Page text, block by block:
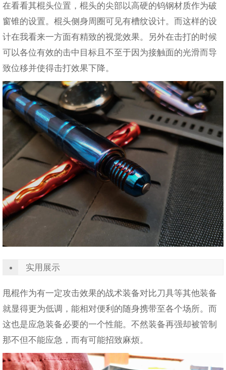
在看看其棍头位置，棍头的尖部以高硬的钨钢材质作为破
窗锥的设置。棍头侧身周圈可见有槽纹设计。而这样的设
计在我看来一方面有精致的视觉效果。另外在击打的时候
可以各位有效的击中目标且不至于因为接触面的光滑而导
致位移并使得击打效果下降。
实用展示
甩棍作为有一定攻击效果的战术装备对比刀具等其他装备
就显得更为低调，能相对便利的随身携带至各个场所。而
这也是应急装备必要的一个性能。不然装备再强却被管制
那不但不能应急，而有可能招致麻烦。